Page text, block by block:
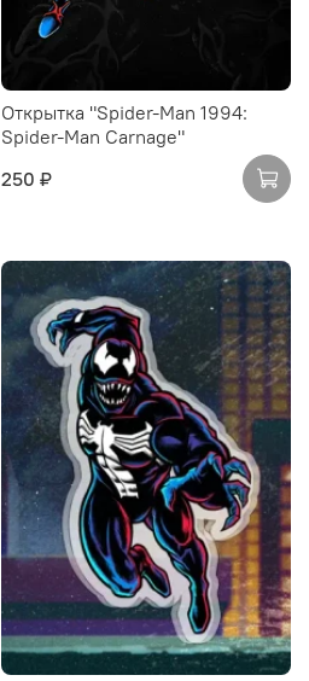
Открытка "Spider-Man 1994:
Spider-Man Carnage"
250 ₽